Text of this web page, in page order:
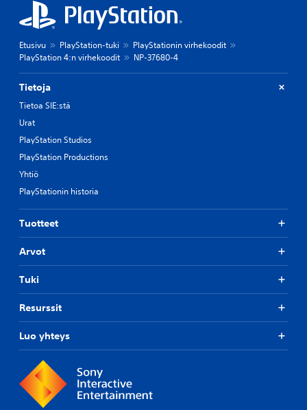
Etusivu PlayStation-tuki
PlayStationin virhekoodit
PlayStation 4:n virhekoodit
NP-37680-4
Tietoja
Tietoa SIE:stä
Urat
PlayStation Studios
PlayStation Productions
Yhtiö
PlayStationin historia
Tuotteet
Arvot
Tuki
Resurssit
Luo yhteys